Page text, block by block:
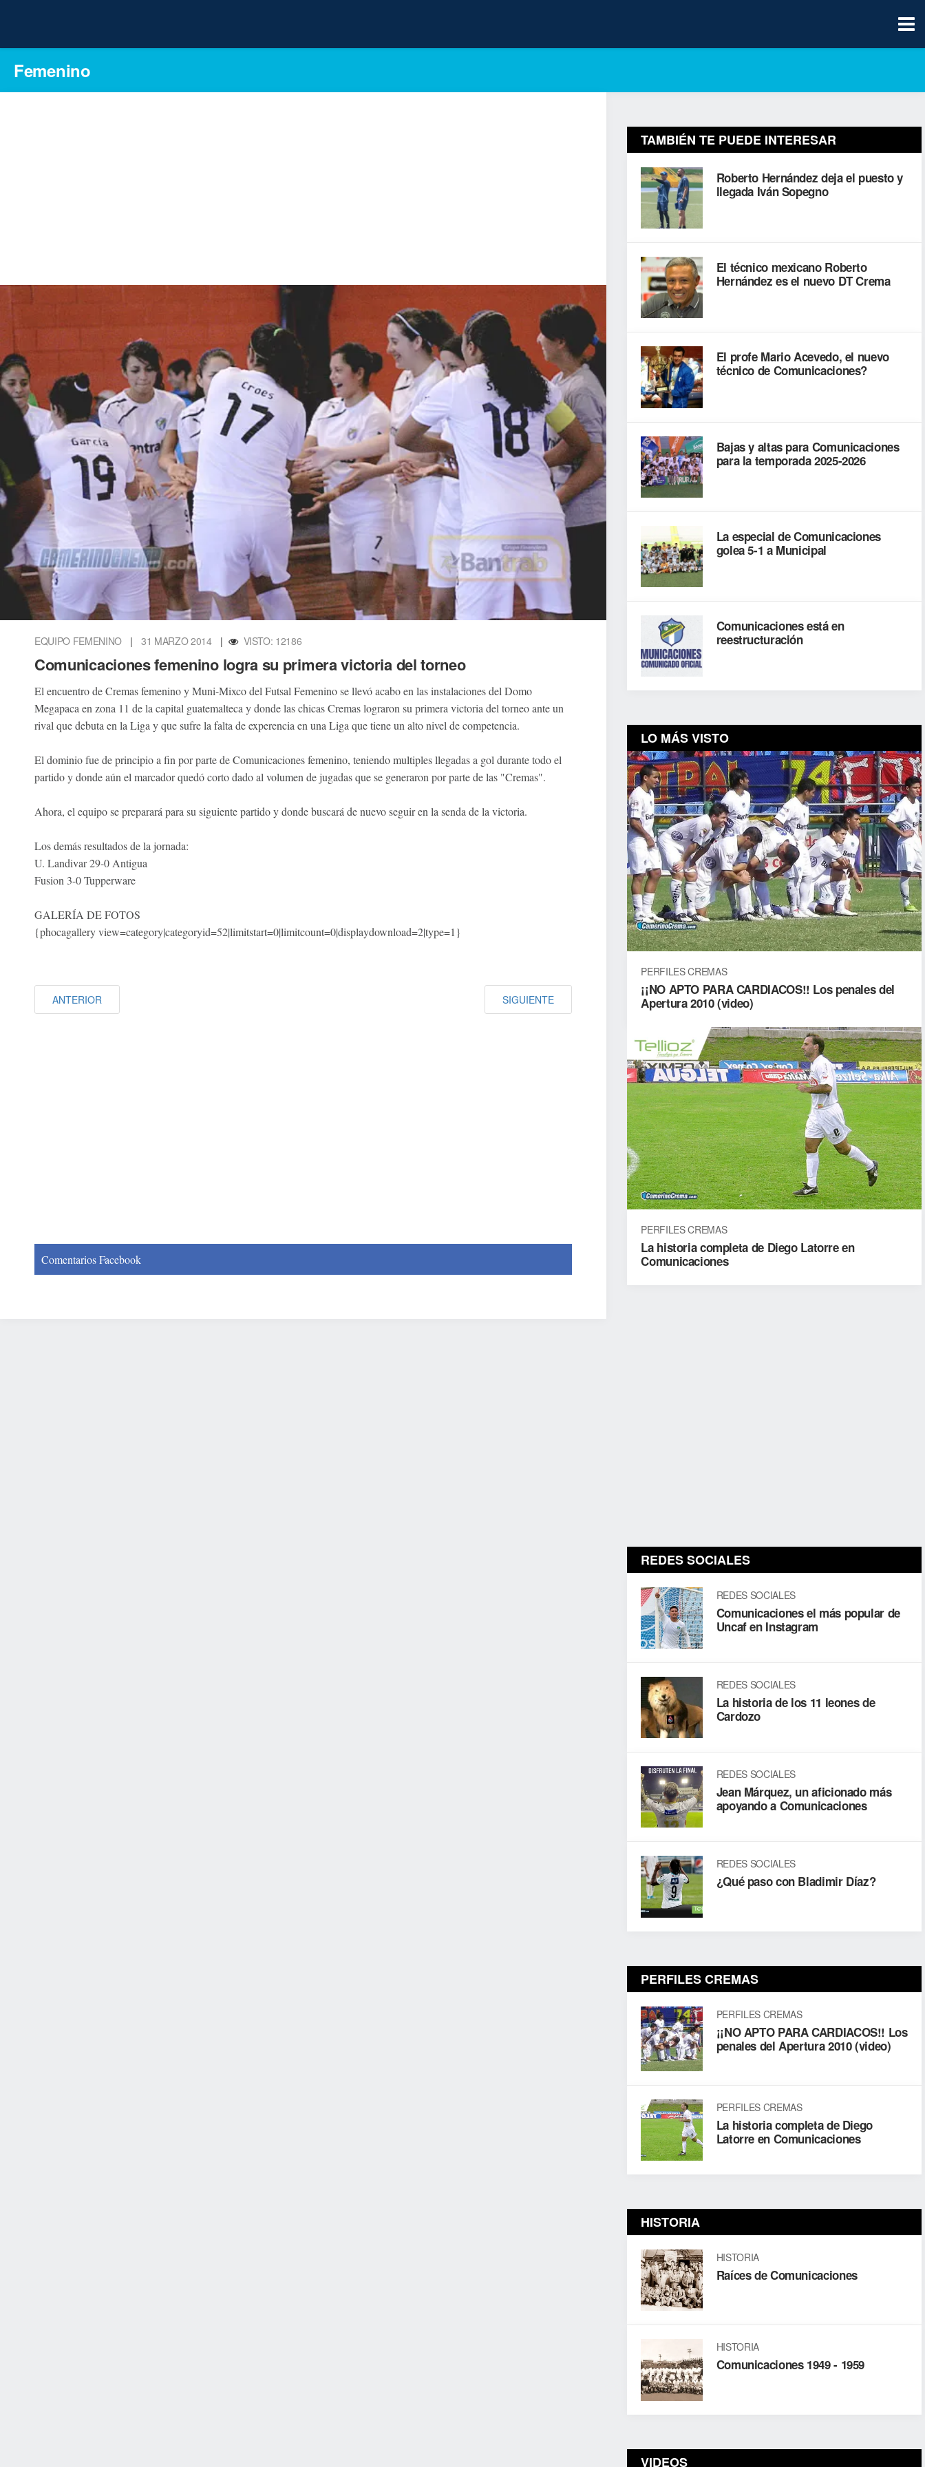
Femenino
EQUIPO FEMENINO | 31 MARZO 2014 | VISTO: 12186
Comunicaciones femenino logra su primera victoria del torneo
El encuentro de Cremas femenino y Muni-Mixco del Futsal Femenino se llevó acabo en las instalaciones del Domo
Megapaca en zona 11 de la capital guatemalteca y donde las chicas Cremas lograron su primera victoria del torneo ante un
rival que debuta en la Liga y que sufre la falta de experencia en una Liga que tiene un alto nivel de competencia.
El dominio fue de principio a fin por parte de Comunicaciones femenino, teniendo multiples llegadas a gol durante todo el
partido y donde aún el marcador quedó corto dado al volumen de jugadas que se generaron por parte de las "Cremas".
Ahora, el equipo se preparará para su siguiente partido y donde buscará de nuevo seguir en la senda de la victoria.
Los demás resultados de la jornada:
U. Landivar 29-0 Antigua
Fusion 3-0 Tupperware
GALERÍA DE FOTOS
{phocagallery view=category|categoryid=52|limitstart=0|limitcount=0|displaydownload=2|type=1}
ANTERIOR SIGUIENTE
Comentarios Facebook
TAMBIÉN TE PUEDE INTERESAR
Roberto Hernández deja el puesto y
llegada Iván Sopegno
El técnico mexicano Roberto
Hernández es el nuevo DT Crema
El profe Mario Acevedo, el nuevo
técnico de Comunicaciones?
Bajas y altas para Comunicaciones
para la temporada 2025-2026
La especial de Comunicaciones
golea 5-1 a Municipal
Comunicaciones está en
reestructuración
LO MÁS VISTO
PERFILES CREMAS
¡¡NO APTO PARA CARDIACOS!! Los penales del
Apertura 2010 (video)
PERFILES CREMAS
La historia completa de Diego Latorre en
Comunicaciones
REDES SOCIALES
REDES SOCIALES
Comunicaciones el más popular de
Uncaf en Instagram
REDES SOCIALES
La historia de los 11 leones de
Cardozo
REDES SOCIALES
Jean Márquez, un aficionado más
apoyando a Comunicaciones
REDES SOCIALES
¿Qué paso con Bladimir Díaz?
PERFILES CREMAS
PERFILES CREMAS
¡¡NO APTO PARA CARDIACOS!! Los
penales del Apertura 2010 (video)
PERFILES CREMAS
La historia completa de Diego
Latorre en Comunicaciones
HISTORIA
HISTORIA
Raíces de Comunicaciones
HISTORIA
Comunicaciones 1949 - 1959
VIDEOS